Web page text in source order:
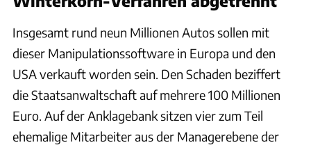
Insgesamt rund neun Millionen Autos sollen mit
dieser Manipulationssoftware in Europa und den
USA verkauft worden sein. Den Schaden beziffert
die Staatsanwaltschaft auf mehrere 100 Millionen
Euro. Auf der Anklagebank sitzen vier zum Teil
ehemalige Mitarbeiter aus der Managerebene der